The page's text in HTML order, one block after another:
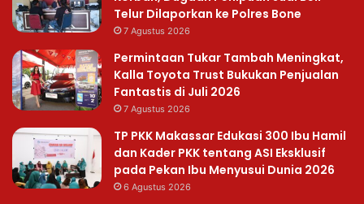
Telur Dilaporkan ke Polres Bone
7 Agustus 2026
Permintaan Tukar Tambah Meningkat,
Kalla Toyota Trust Bukukan Penjualan
Fantastis di Juli 2026
7 Agustus 2026
TP PKK Makassar Edukasi 300 Ibu Hamil
dan Kader PKK tentang ASI Eksklusif
pada Pekan Ibu Menyusui Dunia 2026
6 Agustus 2026